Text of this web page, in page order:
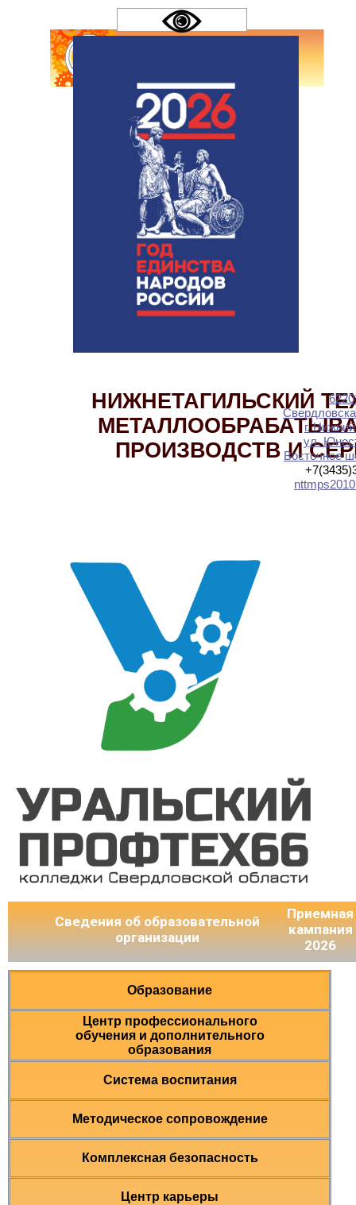
НИЖНЕТАГИЛЬСКИЙ
ПРОИЗВОДСТВ И
г.
ул.
Восточное
Сведения об образовательной
организации
Приемная
кампания
2026
Образование
Центр профессионального
обучения и дополнительного
образования
Система воспитания
Методическое сопровождение
Комплексная безопасность
Центр карьеры